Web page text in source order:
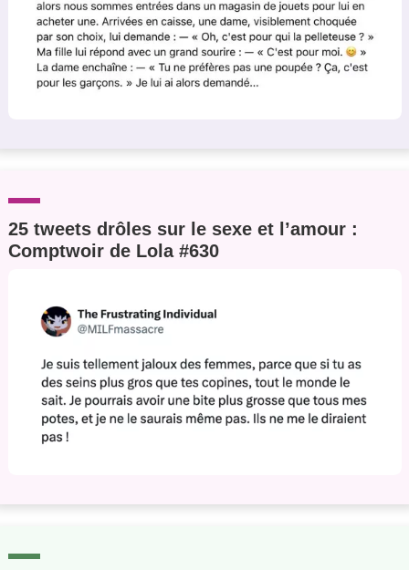
25 tweets drôles sur le sexe et l’amour :
Comptwoir de Lola #630